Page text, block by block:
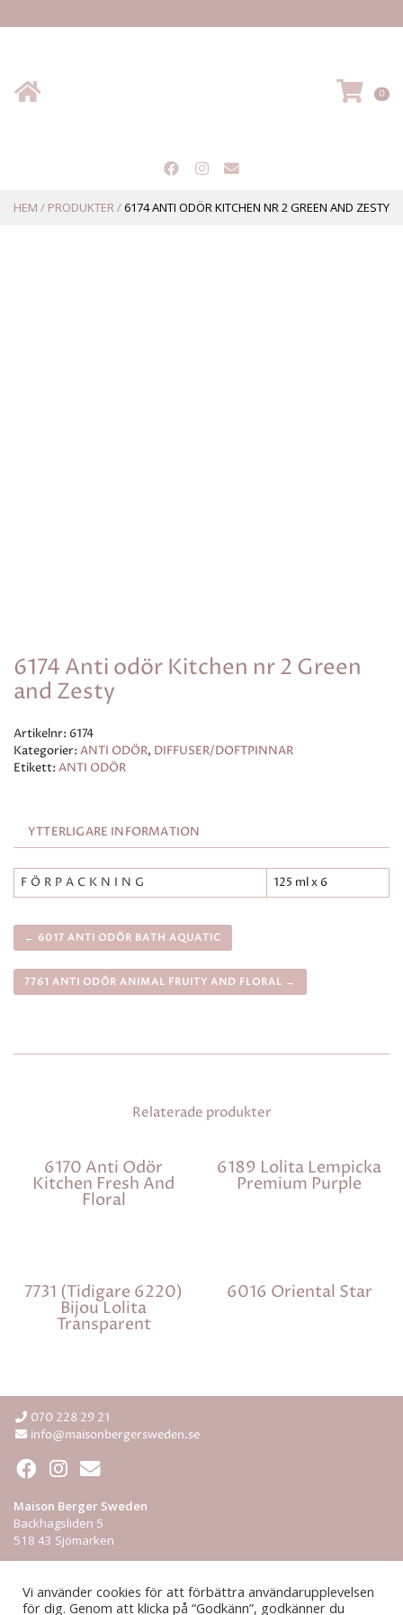
0
HEM / PRODUKTER/6174 ANTI ODÖR KITCHEN NR 2 GREEN AND ZESTY
6174 Anti odör Kitchen nr 2 Green
and Zesty
Artikelnr: 6174
Kategorier: ANTI ODÖR, DIFFUSER/DOFTPINNAR
Etikett: ANTI ODÖR
YTTERLIGARE INFORMATION
FÖRPACKNING 125 ml x 6
← 6017 ANTI ODÖR BATH AQUATIC
7761 ANTI ODÖR ANIMAL FRUITY AND FLORAL →
Relaterade produkter
6170 Anti Odör
Kitchen Fresh And
Floral
6189 Lolita Lempicka
Premium Purple
7731 (tidigare 6220)
Bijou Lolita
Transparent
6016 Oriental Star
070 228 29 21
info@maisonbergersweden.se
Maison Berger Sweden
Backhagsliden 5
518 43 Sjömarken
Vi använder cookies för att förbättra användarupplevelsen
för dig. Genom att klicka på “Godkänn”, godkänner du